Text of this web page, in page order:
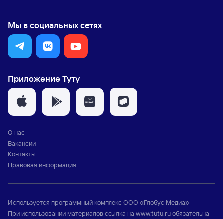
Мы в социальных сетях
Приложение Туту
О нас
Вакансии
Контакты
Правовая информация
Используется программный комплексООО «Глобус Медиа»
При использовании материалов ссылка на www.tutu.ruобязательна